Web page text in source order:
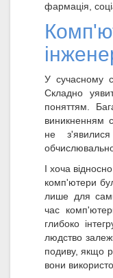
фармація,
У сучасному
Складно
поняттям.
виникненням
не
І хоча
комп'ютери
лише для
час
глибоко
людство
подиву, якщо
вони